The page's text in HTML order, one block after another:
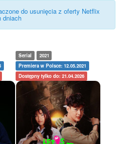
do usunięcia z oferty Netflix
dniach
Serial
2021
Premiera w Polsce: 12.05.2021
Dostępny tylko do: 21.04.2026